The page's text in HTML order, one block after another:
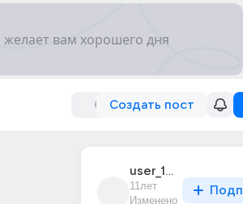
Создать пост
user_182305617
11лет
Изменено